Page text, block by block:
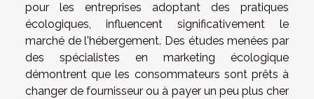
pour les entreprises adoptant des pratiques
écologiques, influencent significativement le
marché de l'hébergement. Des études menées par
des spécialistes en marketing écologique
démontrent que les consommateurs sont prêts à
changer de fournisseur ou à payer un peu plus cher